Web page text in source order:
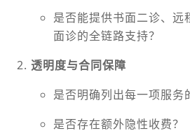
是否能提供书面二诊、远
面诊的全链路支持？
透明度与合同保障
是否明确列出每一项服务
是否存在额外隐性收费？